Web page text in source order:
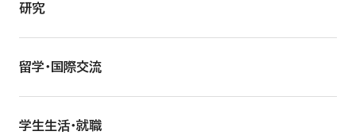
研究
留学・国際交流
学生生活・就職